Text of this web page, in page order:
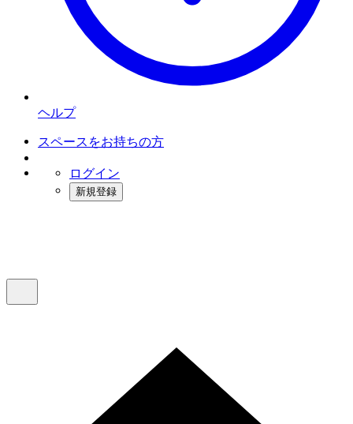
ヘルプ
スペースをお持ちの方
ログイン
新規登録